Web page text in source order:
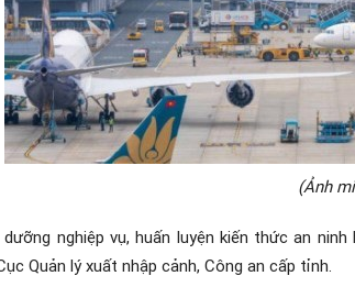
(Ảnh
nghiệp vụ, huấn luyện kiến thức an
Quản lý xuất nhập cảnh, Công an cấp tỉnh.